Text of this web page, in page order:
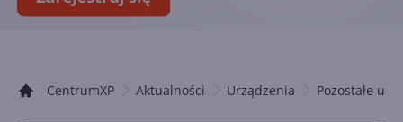
CentrumXP Aktualności Urządzenia Pozostałe